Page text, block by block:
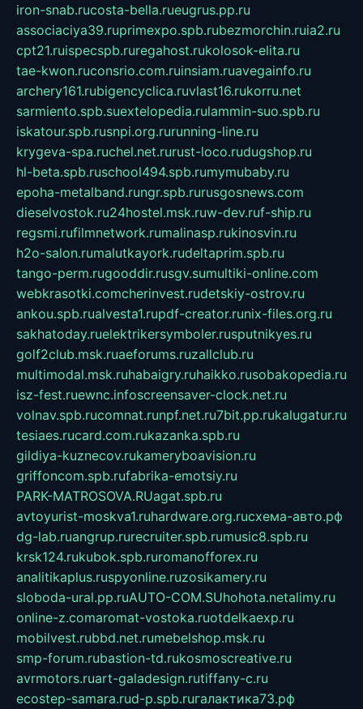
iron-snab.rucosta-bella.rueugrus.pp.ru
associaciya39.ruprimexpo.spb.rubezmorchin.ruia2.ru
cpt21.ruispecspb.ruregahost.rukolosok-elita.ru
tae-kwon.ruconsrio.com.ruinsiam.ruavegainfo.ru
archery161.rubigencyclica.ruvlast16.rukorru.net
sarmiento.spb.suextelopedia.rulammin-suo.spb.ru
iskatour.spb.rusnpi.org.rurunning-line.ru
krygeva-spa.ruchel.net.rurust-loco.rudugshop.ru
hl-beta.spb.ruschool494.spb.rumymubaby.ru
epoha-metalband.rungr.spb.rurusgosnews.com
dieselvostok.ru24hostel.msk.ruw-dev.ruf-ship.ru
regsmi.rufilmnetwork.rumalinasp.rukinosvin.ru
h2o-salon.rumalutkayork.rudeltaprim.spb.ru
tango-perm.rugooddir.rusgv.sumultiki-online.com
webkrasotki.comcherinvest.rudetskiy-ostrov.ru
ankou.spb.rualvesta1.rupdf-creator.runix-files.org.ru
sakhatoday.ruelektrikersymboler.rusputnikyes.ru
golf2club.msk.ruaeforums.ruzallclub.ru
multimodal.msk.ruhabaigry.ruhaikko.rusobakopedia.ru
isz-fest.ruewnc.infoscreensaver-clock.net.ru
volnav.spb.rucomnat.runpf.net.ru7bit.pp.rukalugatur.ru
tesiaes.rucard.com.rukazanka.spb.ru
gildiya-kuznecov.rukameryboavision.ru
griffoncom.spb.rufabrika-emotsiy.ru
PARK-MATROSOVA.RUagat.spb.ru
avtoyurist-moskva1.ruhardware.org.ruсхема-авто.рф
dg-lab.ruangrup.rurecruiter.spb.rumusic8.spb.ru
krsk124.rukubok.spb.ruromanofforex.ru
analitikaplus.ruspyonline.ruzosikamery.ru
sloboda-ural.pp.ruAUTO-COM.SUhohota.netalimy.ru
online-z.comaromat-vostoka.ruotdelkaexp.ru
mobilvest.rubbd.net.rumebelshop.msk.ru
smp-forum.rubastion-td.rukosmoscreative.ru
avrmotors.ruart-galadesign.rutiffany-c.ru
ecostep-samara.rud-p.spb.ruгалактика73.рф